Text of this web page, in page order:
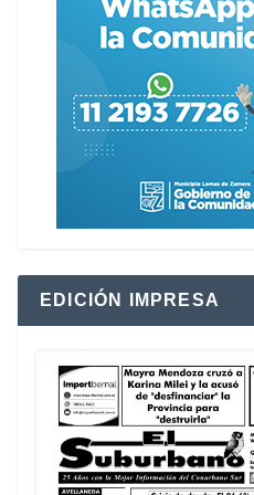
EDICIÓN IMPRESA